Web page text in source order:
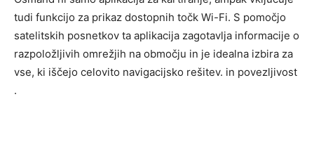
tudi funkcijo za prikaz dostopnih točk Wi-Fi. S pomočjo
satelitskih posnetkov ta aplikacija zagotavlja informacije o
razpoložljivih omrežjih na območju in je idealna izbira za
vse, ki iščejo celovito navigacijsko rešitev. in povezljivost
.